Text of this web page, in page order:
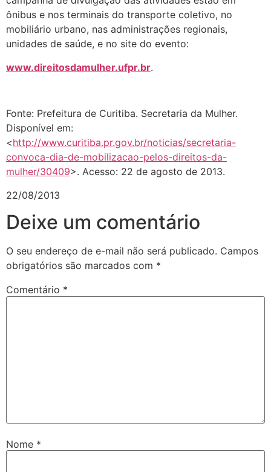
ônibus e nos terminais do transporte coletivo, no
mobiliário urbano, nas administrações regionais,
unidades de saúde, e no site do evento:
www.direitosdamulher.ufpr.br.
Fonte: Prefeitura de Curitiba. Secretaria da Mulher.
Disponível em:
<http://www.curitiba.pr.gov.br/noticias/secretaria-
convoca-dia-de-mobilizacao-pelos-direitos-da-
mulher/30409>. Acesso: 22 de agosto de 2013.
22/08/2013
Deixe um comentário
O seu endereço de e-mail não será publicado. Campos
obrigatórios são marcados com *
Comentário *
Nome *